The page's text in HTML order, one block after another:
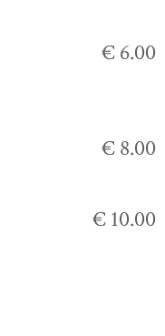
€ 6.00
€ 8.00
€ 10.00